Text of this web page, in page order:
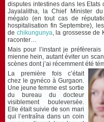
disputes intestines dans les Etats
Jayalalitha, la Chief Minister
mégalo (en tout cas de
hospitalisation fin Septembre),
de chikungunya, la grossesse de
raconter…
Mais pour l’instant je
mienne hein, autant éviter un
scènes dont j’ai récemment été
La première fois c’était
chez le gynéco à Gurgaon.
Une jeune femme est sortie
du bureau du docteur
visiblement bouleversée.
Elle était suivie de son mari
qui l’entraîna dans un coin